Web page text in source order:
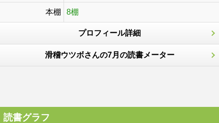
本棚 8棚
プロフィール詳細
滑稽ウツボさんの7月の読書メーター
読書グラフ